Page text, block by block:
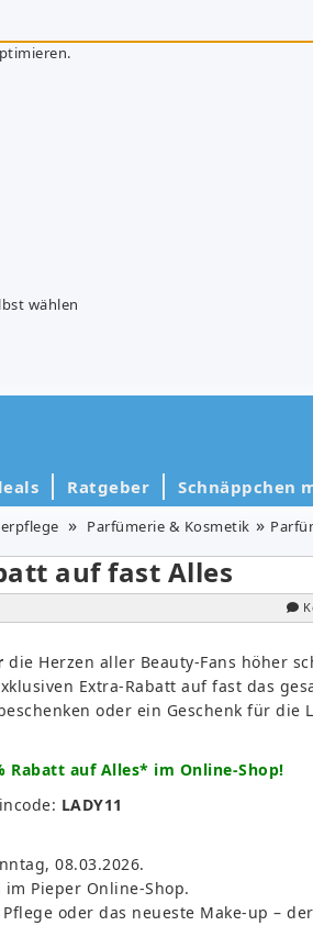
wählen
Ratgeber Schnäppchen
Parfümerie & Kosmetik
auf fast Alles
die Herzen aller Beauty-Fans höher
Extra-Rabatt auf fast das
oder ein Geschenk für die
Rabatt auf Alles* im Online-Shop!
LADY11
08.03.2026.
Pieper Online-Shop.
oder das neueste Make-up –